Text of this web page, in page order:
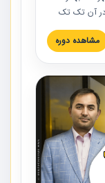
در آن تک تک
است. این
عملیات
مهندسی
شده و به تمام
هستند حتما
مشاهده دوره